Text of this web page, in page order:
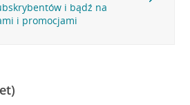
i bądź na
i promocjami